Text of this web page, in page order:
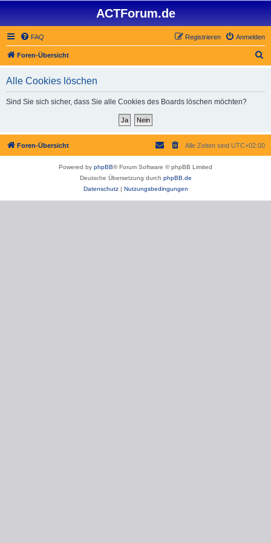
ACTForum.de
FAQ Anmelden
Registrieren
Foren-Übersicht
Alle Cookies löschen
Sind Sie sich sicher, dass Sie alle Cookies des Boards löschen möchten?
Foren-Übersicht Alle Zeiten sind UTC+02:00
Powered by phpBB® Forum Software © phpBB Limited
Deutsche Übersetzung durch phpBB.de
Datenschutz| Nutzungsbedingungen